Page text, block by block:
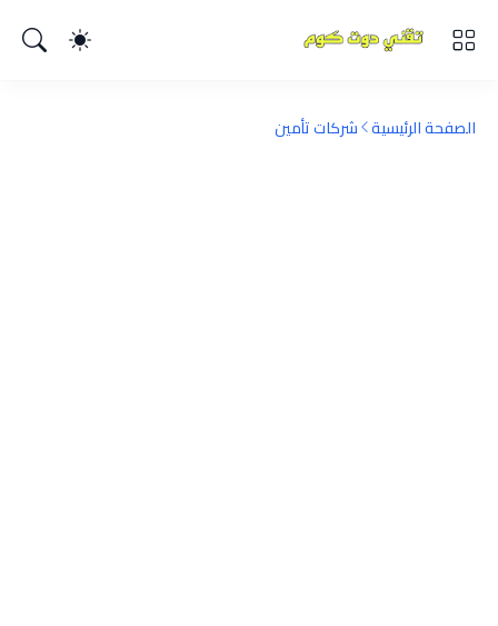
الصفحة الرئيسية شركات تأمين